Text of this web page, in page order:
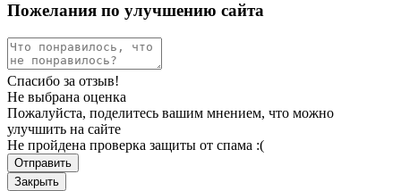
Пожелания по улучшению сайта
Спасибо за отзыв!
Не выбрана оценка
Пожалуйста, поделитесь вашим мнением, что можно
улучшить на сайте
Не пройдена проверка защиты от спама :(
Отправить
Закрыть